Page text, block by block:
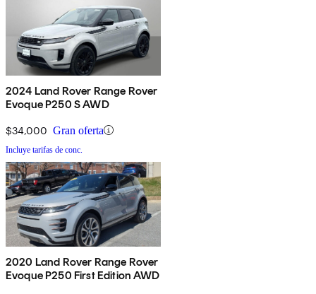
2024 Land Rover Range Rover
Evoque P250 S AWD
$34,000 Gran oferta
Incluye tarifas de conc.
2020 Land Rover Range Rover
Evoque P250 First Edition AWD